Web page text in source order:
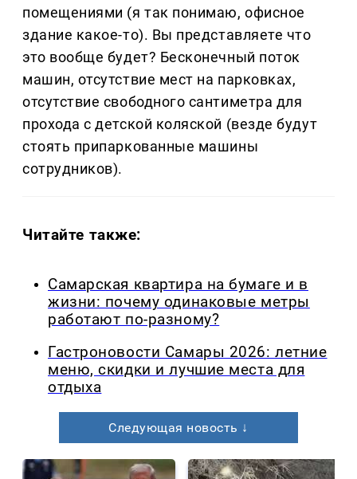
помещениями (я так понимаю, офисное
здание какое-то). Вы представляете что
это вообще будет? Бесконечный поток
машин, отсутствие мест на парковках,
отсутствие свободного сантиметра для
прохода с детской коляской (везде будут
стоять припаркованные машины
сотрудников).
Читайте также:
Самарская квартира на бумаге и в
жизни: почему одинаковые метры
работают по-разному?
Гастроновости Самары 2026: летние
меню, скидки и лучшие места для
отдыха
Следующая новость ↓